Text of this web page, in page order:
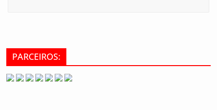
PARCEIROS: